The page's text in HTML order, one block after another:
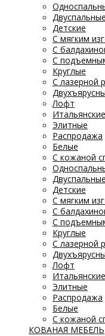
Двуспальные
Детские
С мягким
С
С
Круглые
С лазерной
Лофт
Итальянские
Элитные
Распродажа
Белые
С кожаной
Двуспальные
Детские
С мягким
С
С
Круглые
С лазерной
Лофт
Итальянские
Элитные
Распродажа
Белые
С кожаной
КОВАНАЯ МЕБЕЛЬ